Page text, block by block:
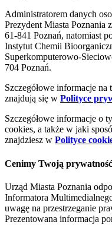
Administratorem danych
Prezydent Miasta Poznania
61-841 Poznań, natomiast
Instytut Chemii
Superkomputerowo-
704 Poznań.
Szczegółowe informacje
znajdują się w Polityce
Szczegółowe informacje o
cookies, a także w jaki
znajdziesz w Polityce
Cenimy Twoją prywatność
Urząd Miasta Poznania
Informatora
uwagę na przestrzeganie
Prezentowana informacja